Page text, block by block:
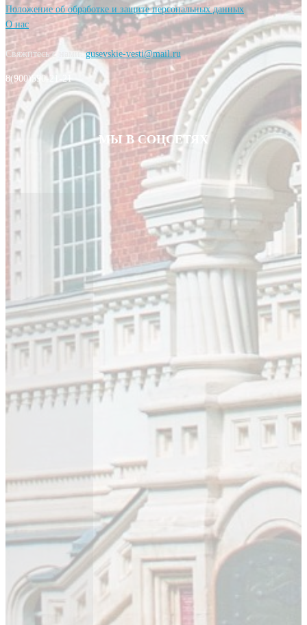
Положение об обработке и защите персональных данных
О нас
Свяжитесь с нами:gusevskie-vesti@mail.ru
8(900)590-21-21
МЫ В СОЦСЕТЯХ